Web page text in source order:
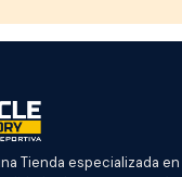
Tienda especializada